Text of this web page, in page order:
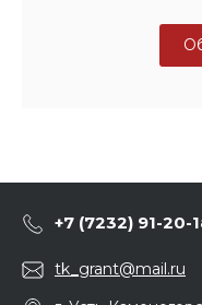
+7 (7232) 91-20-
tk_grant@mail.ru